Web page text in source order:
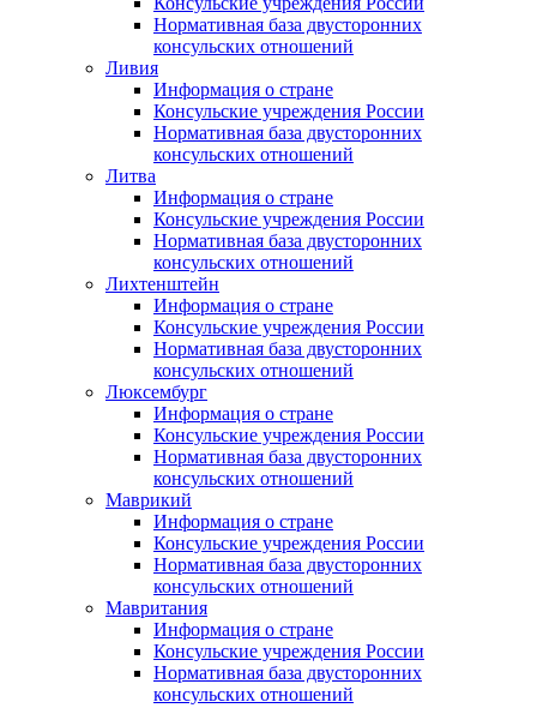
Нормативная база двусторонних
консульских отношений
Ливия
Информация о стране
Консульские учреждения России
Нормативная база двусторонних
консульских отношений
Литва
Информация о стране
Консульские учреждения России
Нормативная база двусторонних
консульских отношений
Лихтенштейн
Информация о стране
Консульские учреждения России
Нормативная база двусторонних
консульских отношений
Люксембург
Информация о стране
Консульские учреждения России
Нормативная база двусторонних
консульских отношений
Маврикий
Информация о стране
Консульские учреждения России
Нормативная база двусторонних
консульских отношений
Мавритания
Информация о стране
Консульские учреждения России
Нормативная база двусторонних
консульских отношений